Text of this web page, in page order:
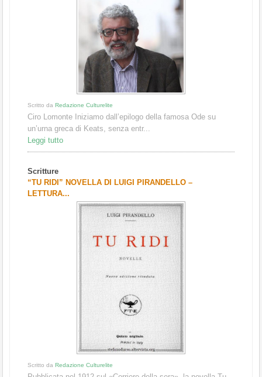
Scritto da Redazione Culturelite
Ciro Lomonte Iniziamo dall’epilogo della famosa Ode su
un’urna greca di Keats, senza entr...
Leggi tutto
Scritture
“TU RIDI” NOVELLA DI LUIGI PIRANDELLO –
LETTURA...
Scritto da Redazione Culturelite